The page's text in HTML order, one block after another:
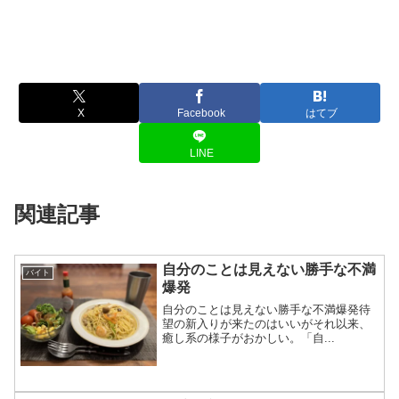
X Facebook はてブ
LINE
関連記事
バイト
自分のことは見えない勝手な不満
爆発
自分のことは見えない勝手な不満爆発待
望の新入りが来たのはいいがそれ以来、
癒し系の様子がおかしい。「自...